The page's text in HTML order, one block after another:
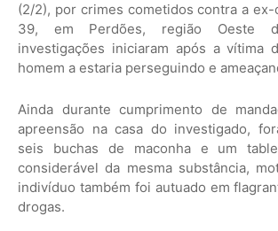
(2/2), por crimes cometidos contra a ex-
39, em Perdões, região Oeste
investigações iniciaram após a vítima
homem a estaria perseguindo e
Ainda durante cumprimento de
apreensão na casa do investigado,
seis buchas de maconha e um
considerável da mesma substância,
indivíduo também foi autuado em
drogas.